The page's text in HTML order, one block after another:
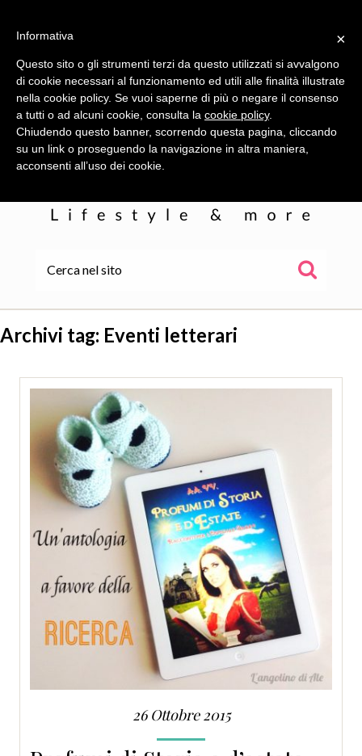
COLLABORAZIONI
CONTATTI
Archivi tag: Eventi letterari
26 Ottobre 2015
×
Informativa
Questo sito o gli strumenti terzi da questo utilizzati si avvalgono
di cookie necessari al funzionamento ed utili alle finalità illustrate
nella cookie policy. Se vuoi saperne di più o negare il consenso
a tutti o ad alcuni cookie, consulta la cookie policy.
Chiudendo questo banner, scorrendo questa pagina, cliccando
su un link o proseguendo la navigazione in altra maniera,
acconsenti all’uso dei cookie.